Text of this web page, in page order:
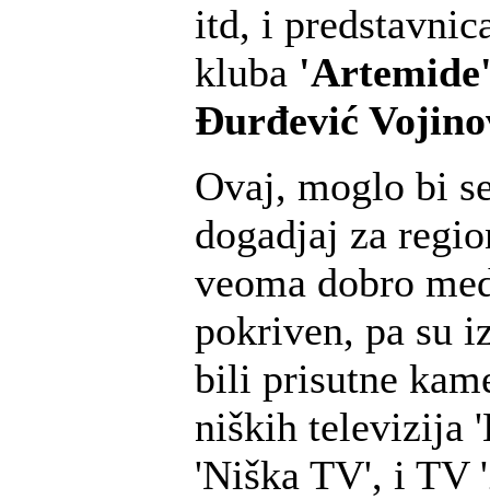
itd, i
kluba
Đurđević
Ovaj, moglo bi
dogadjaj za
veoma dobro
pokriven, pa su
bili prisutne
niških televizija
'Niška TV', i TV